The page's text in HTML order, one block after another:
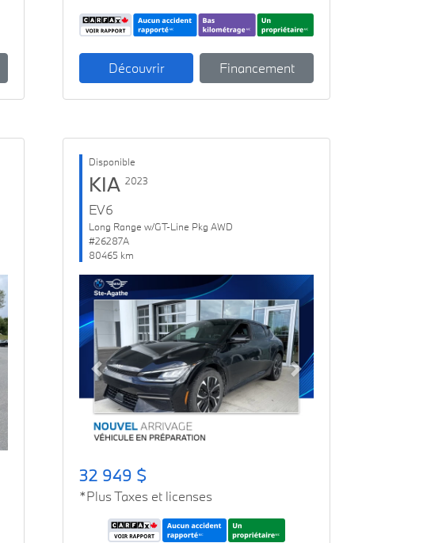
Découvrir Financement
Disponible
KIA 2023
EV6
Long Range w/GT-Line Pkg AWD
#26287A
80465 km
Previous Next
32 949 $
*Plus Taxes et licenses